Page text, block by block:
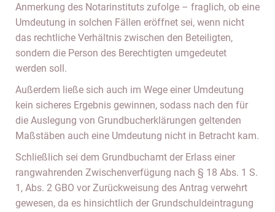
Anmerkung des Notarinstituts zufolge – fraglich, ob eine
Umdeutung in solchen Fällen eröffnet sei, wenn nicht
das rechtliche Verhältnis zwischen den Beteiligten,
sondern die Person des Berechtigten umgedeutet
werden soll.
Außerdem ließe sich auch im Wege einer Umdeutung
kein sicheres Ergebnis gewinnen, sodass nach den für
die Auslegung von Grundbucherklärungen geltenden
Maßstäben auch eine Umdeutung nicht in Betracht kam.
Schließlich sei dem Grundbuchamt der Erlass einer
rangwahrenden Zwischenverfügung nach § 18 Abs. 1 S.
1, Abs. 2 GBO vor Zurückweisung des Antrag verwehrt
gewesen, da es hinsichtlich der Grundschuldeintragung